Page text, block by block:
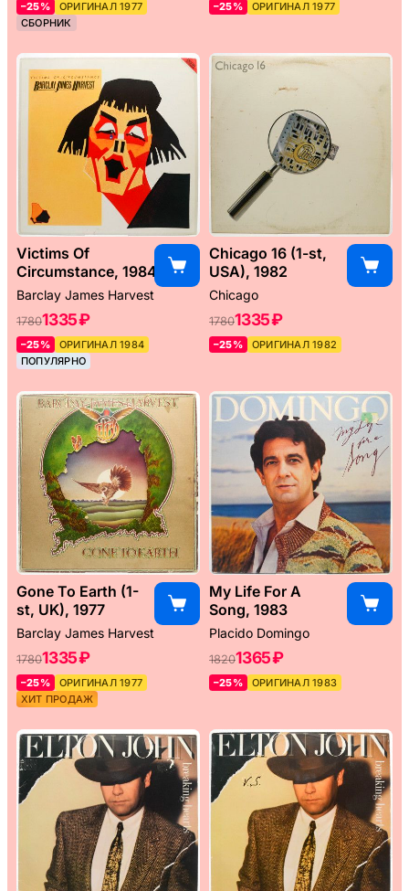
–25%
ОРИГИНАЛ 1977
СБОРНИК
–25% ОРИГИНАЛ 1977
Victims Of
Circumstance, 1984
Barclay James Harvest
17801335 ₽
–25%
ОРИГИНАЛ 1984
ПОПУЛЯРНО
Chicago 16 (1-st,
USA), 1982
Chicago
17801335 ₽
–25% ОРИГИНАЛ 1982
Gone To Earth (1-
st, UK), 1977
Barclay James Harvest
17801335 ₽
–25%
ОРИГИНАЛ 1977
ХИТ ПРОДАЖ
My Life For A
Song, 1983
Placido Domingo
18201365 ₽
–25% ОРИГИНАЛ 1983